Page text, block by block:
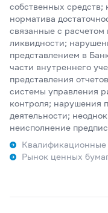
собственных
норматива
связанные с
ликвидности;
представлением в
части внутреннего
представления
системы управления
контроля; нарушения
деятельности;
неисполнение
Квалификационные
Рынок ценных